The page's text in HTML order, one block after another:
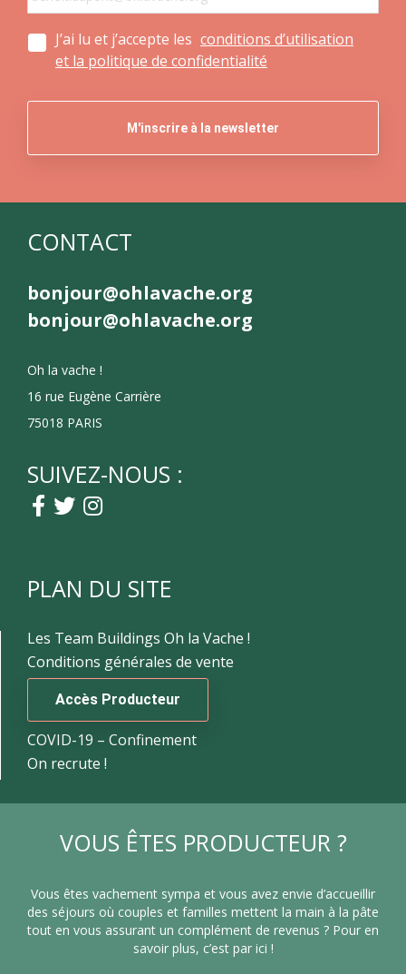
J’ai lu et j’accepte les conditions d’utilisation
et la politique de confidentialité
CONTACT
bonjour@ohlavache.org
bonjour@ohlavache.org
Oh la vache !
16 rue Eugène Carrière
75018 PARIS
SUIVEZ-NOUS :
PLAN DU SITE
Les Team Buildings Oh la Vache !
Conditions générales de vente
Accès Producteur
COVID-19 – Confinement
On recrute !
VOUS ÊTES PRODUCTEUR ?
Vous êtes vachement sympa et vous avez envie d’accueillir
des séjours où couples et familles mettent la main à la pâte
tout en vous assurant un complément de revenus ? Pour en
savoir plus, c’est par ici !